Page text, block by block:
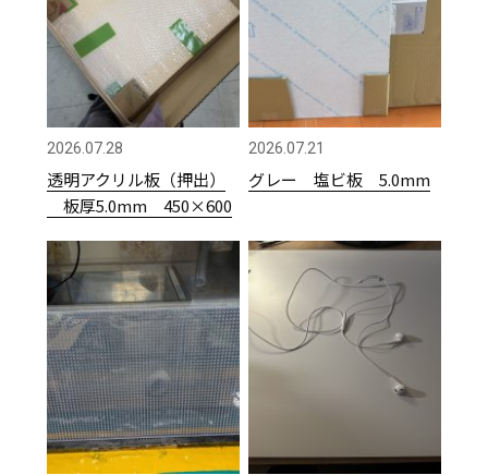
2026.07.28
透明アクリル板（押出）
板厚5.0mm 450×600
2026.07.21
グレー 塩ビ板 5.0mm